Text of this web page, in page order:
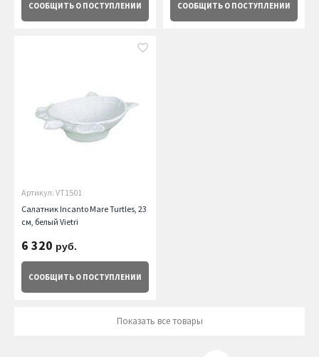
СООБЩИТЬ О ПОСТУПЛЕНИИ СООБЩИТЬ О ПОСТУПЛЕНИИ
Артикул: VT1501
Салатник Incanto Mare Turtles, 23
см, белый Vietri
6 320 руб.
СООБЩИТЬ О ПОСТУПЛЕНИИ
Показать все товары